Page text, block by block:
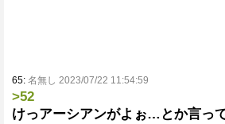
65: 名無し 2023/07/22 11:54:59
>52
けっアーシアンがよぉ…とか言っ